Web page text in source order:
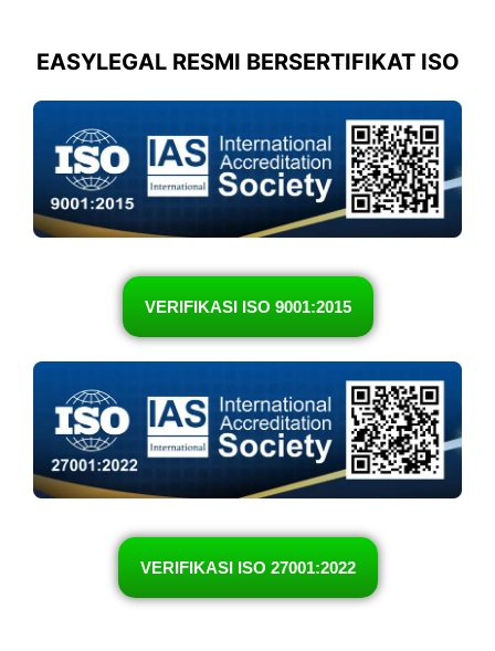
EASYLEGAL RESMI BERSERTIFIKAT ISO
VERIFIKASI ISO 9001:2015
VERIFIKASI ISO 27001:2022